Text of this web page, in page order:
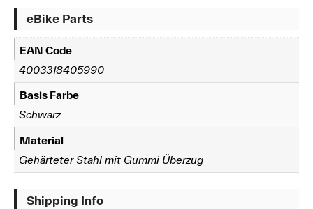
eBike Parts
EAN Code
4003318405990
Basis Farbe
Schwarz
Material
Gehärteter Stahl mit Gummi Überzug
Shipping Info